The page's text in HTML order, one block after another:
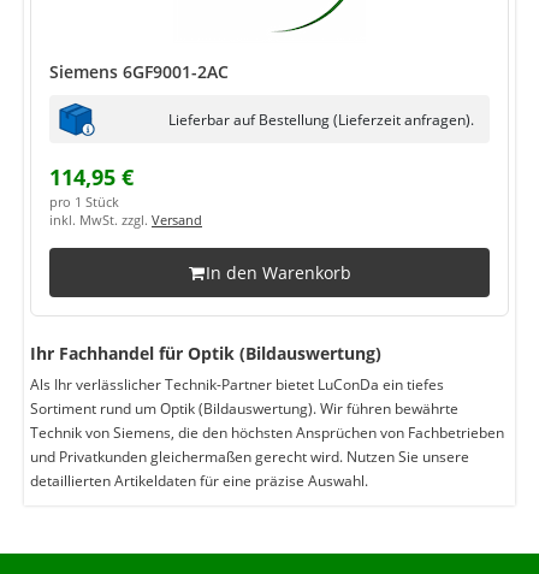
Siemens 6GF9001-2AC
Lieferbar auf Bestellung (Lieferzeit anfragen).
114,95 €
pro 1 Stück
inkl. MwSt. zzgl. Versand
In den Warenkorb
Ihr Fachhandel für Optik (Bildauswertung)
Als Ihr verlässlicher Technik-Partner bietet LuConDa ein tiefes
Sortiment rund um Optik (Bildauswertung). Wir führen bewährte
Technik von Siemens, die den höchsten Ansprüchen von Fachbetrieben
und Privatkunden gleichermaßen gerecht wird. Nutzen Sie unsere
detaillierten Artikeldaten für eine präzise Auswahl.